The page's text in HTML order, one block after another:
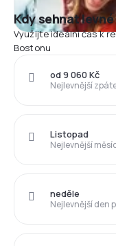
Kdy sehnat
Využijte ideální čas k
Bostonu
Nejlevnější
od 9 060 Kč
Nejlevnější
Listopad
Nejlevnější den
neděle